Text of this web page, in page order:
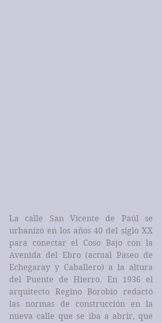
La calle San Vicente de Paúl se
urbanizó en los años 40 del siglo XX
para conectar el Coso Bajo con la
Avenida del Ebro (actual Paseo de
Echegaray y Caballero) a la altura
del Puente de Hierro. En 1936 el
arquitecto Regino Borobio redactó
las normas de construcción en la
nueva calle que se iba a abrir, que